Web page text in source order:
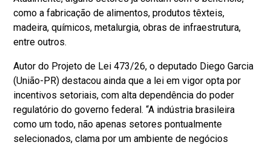
como a fabricação de alimentos, produtos têxteis,
madeira, químicos, metalurgia, obras de infraestrutura,
entre outros.
Autor do Projeto de Lei 473/26, o deputado Diego Garcia
(União-PR) destacou ainda que a lei em vigor opta por
incentivos setoriais, com alta dependência do poder
regulatório do governo federal. “A indústria brasileira
como um todo, não apenas setores pontualmente
selecionados, clama por um ambiente de negócios